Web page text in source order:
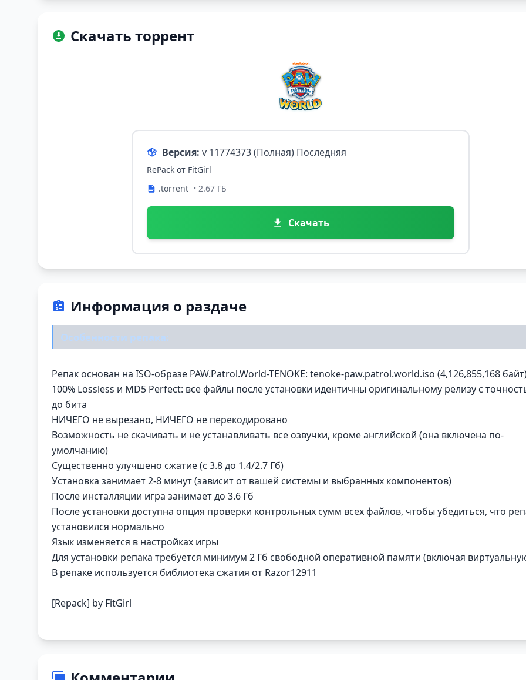
Скачать торрент
Версия: v 11774373 (Полная) Последняя
RePack от FitGirl
.torrent • 2.67 ГБ
Скачать
Информация о раздаче
Особенности репака:
Репак основан на ISO-образе PAW.Patrol.World-TENOKE: tenoke-paw.patrol.world.iso (4,126,855,168
100% Lossless и MD5 Perfect: все файлы после установки идентичны оригинальному релизу с
до бита
НИЧЕГО не вырезано, НИЧЕГО не перекодировано
Возможность не скачивать и не устанавливать все озвучки, кроме английской (она включена по-
умолчанию)
Существенно улучшено сжатие (с 3.8 до 1.4/2.7 Гб)
Установка занимает 2-8 минут (зависит от вашей системы и выбранных компонентов)
После инсталляции игра занимает до 3.6 Гб
После установки доступна опция проверки контрольных сумм всех файлов, чтобы убедиться, что
установился нормально
Язык изменяется в настройках игры
Для установки репака требуется минимум 2 Гб свободной оперативной памяти (включая
В репаке используется библиотека сжатия от Razor12911
[Repack] by FitGirl